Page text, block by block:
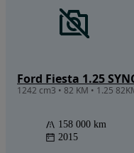
Ford Fiesta 1.25
1242 cm3 • 82 KM • 1.25
158 000 km
2015